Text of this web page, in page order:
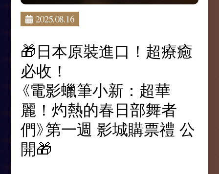
2025.08.16
🎁日本原裝進口！超療癒
必收！
《電影蠟筆小新：超華
麗！灼熱的春日部舞者
們》第一週 影城購票禮 公
開🎁